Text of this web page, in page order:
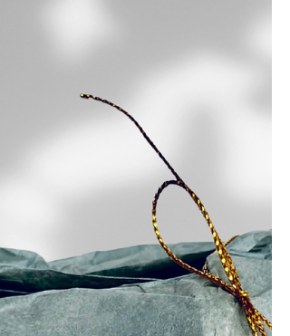
כאן!** ✨ נרות שמעירים את
מעיצוב קלאסי בכלי בטון ועד נרות
בהשראת פריז, ניו יורק וסרי